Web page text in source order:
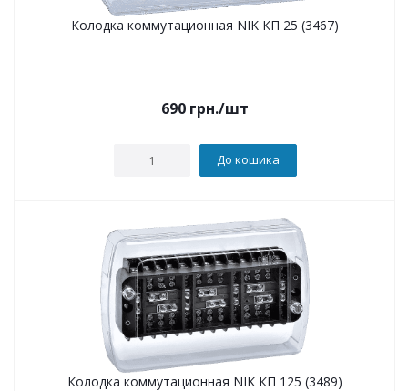
Колодка коммутационная NIK КП 25 (3467)
690 грн./шт
До кошика
Колодка коммутационная NIK КП 125 (3489)